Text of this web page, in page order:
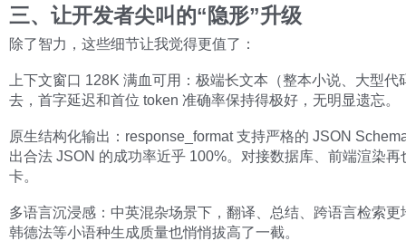
三、让开发者尖叫的“隐形”升级
除了智力，这些细节让我觉得更值了：
上下文窗口 128K 满血可用：极端长文本（整本小说、大型代
去，首字延迟和首位 token 准确率保持得极好，无明显遗忘。
原生结构化输出：response_format 支持严格的 JSON
出合法 JSON 的成功率近乎 100%。对接数据库、前端渲染再
卡。
多语言沉浸感：中英混杂场景下，翻译、总结、跨语言检索更
韩德法等小语种生成质量也悄悄拔高了一截。